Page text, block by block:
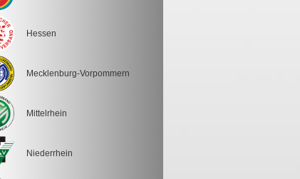
Hessen
Mecklenburg-Vorpommern
Mittelrhein
Niederrhein